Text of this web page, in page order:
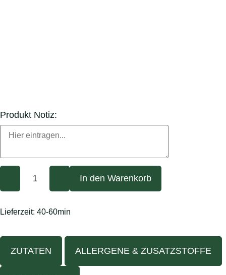
Produkt Notiz:
In den Warenkorb
Lieferzeit: 40-60min
ZUTATEN ALLERGENE & ZUSATZSTOFFE